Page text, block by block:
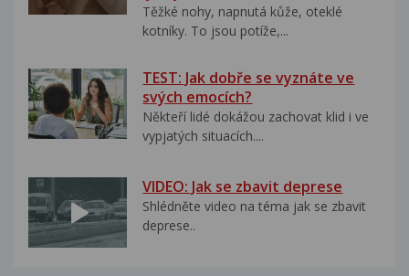
Těžké nohy, napnutá kůže, oteklé
kotníky. To jsou potíže,...
TEST: Jak dobře se vyznáte ve
svých emocích?
Někteří lidé dokážou zachovat klid i ve
vypjatých situacích....
VIDEO: Jak se zbavit deprese
Shlédněte video na téma jak se zbavit
deprese..